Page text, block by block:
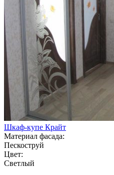
Шкаф-купе Крайт
Материал фасада:
Пескоструй
Цвет:
Светлый